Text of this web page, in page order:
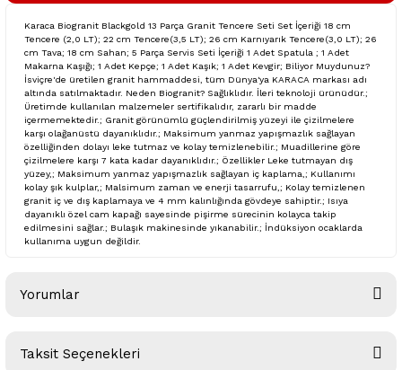
Karaca Biogranit Blackgold 13 Parça Granit Tencere Seti Set İçeriği 18 cm
Tencere (2,0 LT); 22 cm Tencere(3,5 LT); 26 cm Karnıyarık Tencere(3,0 LT); 26
cm Tava; 18 cm Sahan; 5 Parça Servis Seti İçeriği 1 Adet Spatula ; 1 Adet
Makarna Kaşığı; 1 Adet Kepçe; 1 Adet Kaşık; 1 Adet Kevgir; Biliyor Muydunuz?
İsviçre'de üretilen granit hammaddesi, tüm Dünya'ya KARACA markası adı
altında satılmaktadır. Neden Biogranit? Sağlıklıdır. İleri teknoloji ürünüdür.;
Üretimde kullanılan malzemeler sertifikalıdır, zararlı bir madde
içermemektedir.; Granit görünümlü güçlendirilmiş yüzeyi ile çizilmelere
karşı olağanüstü dayanıklıdır.; Maksimum yanmaz yapışmazlık sağlayan
özelliğinden dolayı leke tutmaz ve kolay temizlenebilir.; Muadillerine göre
çizilmelere karşı 7 kata kadar dayanıklıdır.; Özellikler Leke tutmayan dış
yüzey,; Maksimum yanmaz yapışmazlık sağlayan iç kaplama,; Kullanımı
kolay şık kulplar,; Malsimum zaman ve enerji tasarrufu,; Kolay temizlenen
granit iç ve dış kaplamaya ve 4 mm kalınlığında gövdeye sahiptir.; Isıya
dayanıklı özel cam kapağı sayesinde pişirme sürecinin kolayca takip
edilmesini sağlar.; Bulaşık makinesinde yıkanabilir.; İndüksiyon ocaklarda
kullanıma uygun değildir.
Yorumlar
Taksit Seçenekleri